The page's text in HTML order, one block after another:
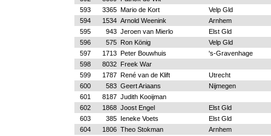
593
3365 Mario de Kort
Velp Gld
594
1534 Arnold Weenink
Arnhem
595
943 Jeroen van Mierlo
Elst Gld
596
575 Ron König
Velp Gld
597
1713 Peter Bouwhuis
's-Gravenhage
598
8032 Freek War
599
1787 René van de Klift
Utrecht
600
583 Geert Ariaans
Nijmegen
601
8187 Judith Kooijman
602
1868 Joost Engel
Elst Gld
603
385 Ieneke Voets
Elst Gld
604
1806 Theo Stokman
Arnhem